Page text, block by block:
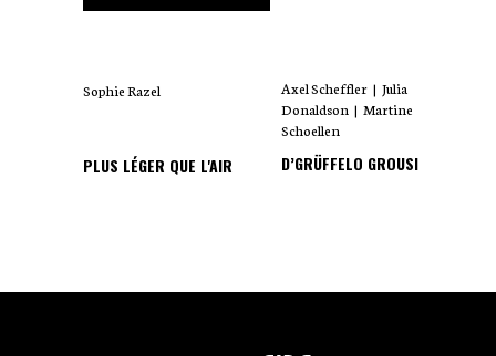
Sophie Razel
PLUS LÉGER QUE L'AIR
Axel Scheffler | Julia
Donaldson | Martine
Schoellen
D’GRÜFFELO GROUSI